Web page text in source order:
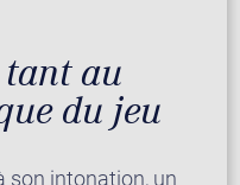
au
du jeu
son intonation, un